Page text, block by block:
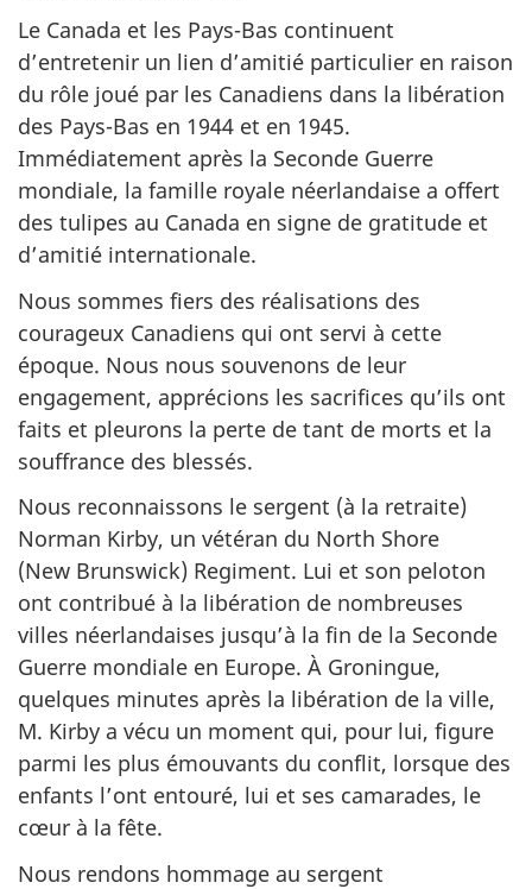
Le Canada et les Pays-Bas continuent
d’entretenir un lien d’amitié particulier en raison
du rôle joué par les Canadiens dans la libération
des Pays-Bas en 1944 et en 1945.
Immédiatement après la Seconde Guerre
mondiale, la famille royale néerlandaise a offert
des tulipes au Canada en signe de gratitude et
d’amitié internationale.
Nous sommes fiers des réalisations des
courageux Canadiens qui ont servi à cette
époque. Nous nous souvenons de leur
engagement, apprécions les sacrifices qu’ils ont
faits et pleurons la perte de tant de morts et la
souffrance des blessés.
Nous reconnaissons le sergent (à la retraite)
Norman Kirby, un vétéran du North Shore
(New Brunswick) Regiment. Lui et son peloton
ont contribué à la libération de nombreuses
villes néerlandaises jusqu’à la fin de la Seconde
Guerre mondiale en Europe. À Groningue,
quelques minutes après la libération de la ville,
M. Kirby a vécu un moment qui, pour lui, figure
parmi les plus émouvants du conflit, lorsque des
enfants l’ont entouré, lui et ses camarades, le
cœur à la fête.
Nous rendons hommage au sergent